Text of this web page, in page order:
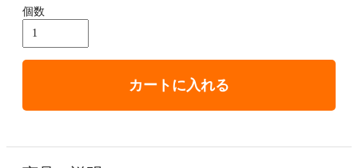
個数
カートに入れる